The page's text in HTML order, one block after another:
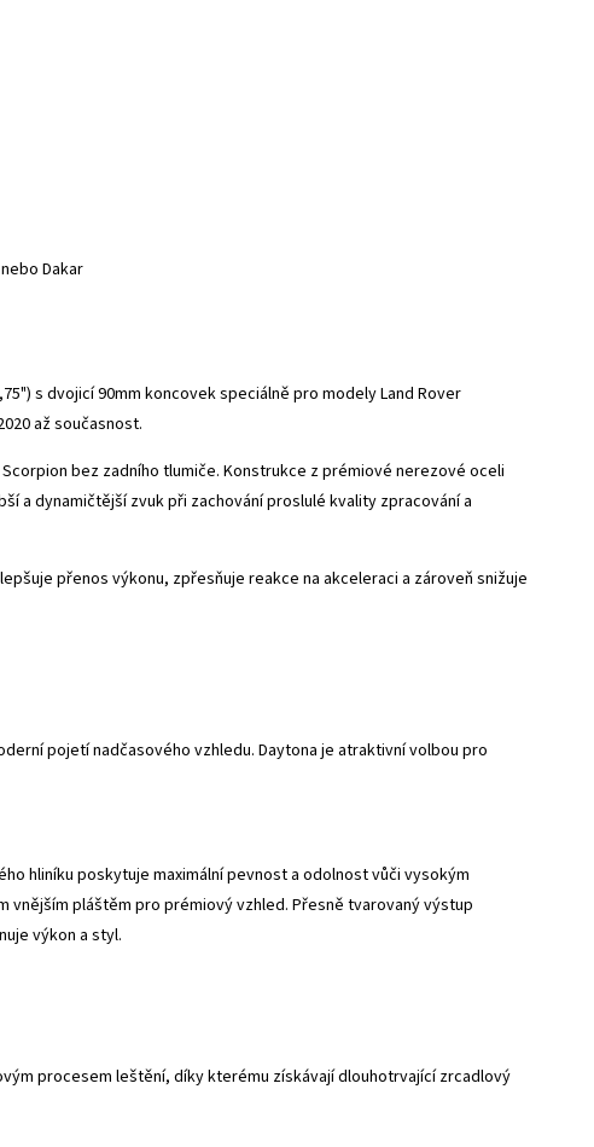
Dakar
s dvojicí 90mm koncovek speciálně pro modely Land Rover
až současnost.
bez zadního tlumiče. Konstrukce z prémiové nerezové oceli
a dynamičtější zvuk při zachování proslulé kvality zpracování a
přenos výkonu, zpřesňuje reakce na akceleraci a zároveň snižuje
pojetí nadčasového vzhledu. Daytona je atraktivní volbou pro
hliníku poskytuje maximální pevnost a odolnost vůči vysokým
pláštěm pro prémiový vzhled. Přesně tvarovaný výstup
výkon a styl.
procesem leštění, díky kterému získávají dlouhotrvající zrcadlový